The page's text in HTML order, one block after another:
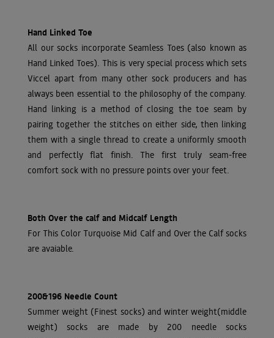
Hand Linked Toe
All our socks incorporate Seamless Toes (also known as
Hand Linked Toes). This is very special process which sets
Viccel apart from many other sock producers and has
always been essential to the philosophy of the company.
Hand linking is a method of closing the toe seam by
pairing together the stitches on either side, then linking
them with a single thread to create a uniformly smooth
and perfectly flat finish. The first truly seam-free
comfort sock with no pressure points over your feet.
Both Over the calf and Midcalf Length
For This Color Turquoise Mid Calf and Over the Calf socks
are avaiable.
200&196 Needle Count
Summer weight (Finest socks) and winter weight(middle
weight) socks are made by 200 needle socks